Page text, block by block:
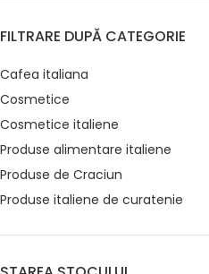
FILTRARE DUPĂ CATEGORIE
Cafea italiana
Cosmetice
Cosmetice italiene
Produse alimentare italiene
Produse de Craciun
Produse italiene de curatenie